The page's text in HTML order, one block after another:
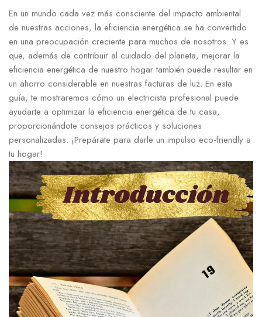
En un mundo cada vez más consciente del impacto ambiental
de nuestras acciones, la eficiencia energética se ha convertido
en una preocupación creciente para muchos de nosotros. Y es
que, además de contribuir al cuidado del planeta, mejorar la
eficiencia energética de nuestro hogar también puede resultar en
un ahorro considerable en nuestras facturas de luz. En esta
guía, te mostraremos cómo un electricista profesional puede
ayudarte a optimizar la eficiencia energética de tu casa,
proporcionándote consejos prácticos y soluciones
personalizadas. ¡Prepárate para darle un impulso eco-friendly a
tu hogar!